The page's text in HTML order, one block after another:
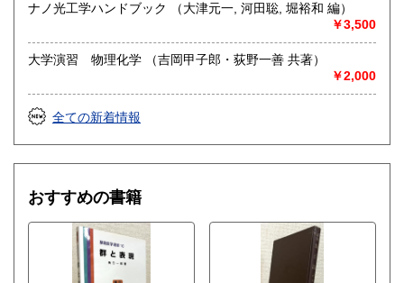
ナノ光工学ハンドブック （大津元一, 河田聡, 堀裕和 編）
￥3,500
大学演習 物理化学 （吉岡甲子郎・荻野一善 共著）
￥2,000
全ての新着情報
おすすめの書籍